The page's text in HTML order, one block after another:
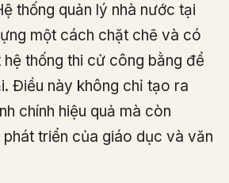
thống quản lý nhà nước tại
một cách chặt chẽ và có
thống thi cử công bằng để
Điều này không chỉ tạo ra
chính hiệu quả mà còn
phát triển của giáo dục và văn